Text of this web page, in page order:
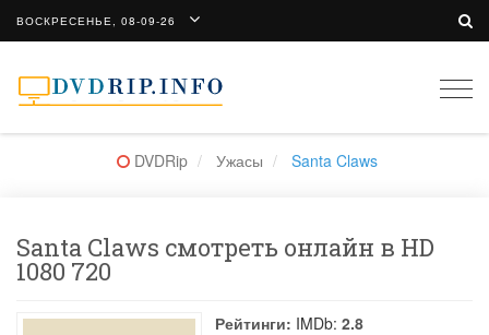
ВОСКРЕСЕНЬЕ, 08-09-26
DVDRip Ужасы Santa Claws
Santa Claws смотреть онлайн в HD
1080 720
Рейтинги: IMDb: 2.8